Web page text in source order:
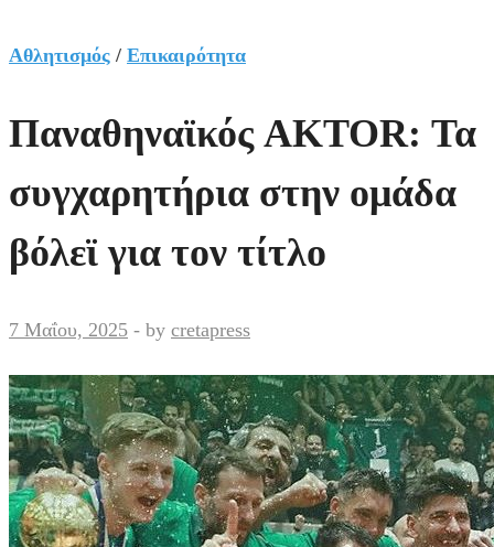
Αθλητισμός / Επικαιρότητα
Παναθηναϊκός AKTOR: Τα
συγχαρητήρια στην ομάδα
βόλεϊ για τον τίτλο
7 Μαΐου, 2025 - by cretapress